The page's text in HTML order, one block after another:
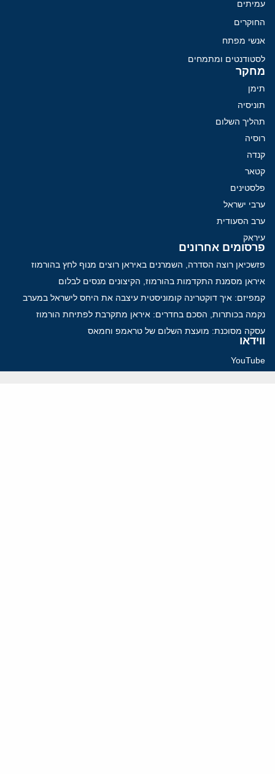
עמיתים
החוקרים
אנשי מפתח
לסטודנטים ומתמחים
מחקר
תימן
תוניסיה
תהליך השלום
רוסיה
קנדה
קטאר
פלסטינים
ערבי ישראל
ערב הסעודית
עיראק
פרסומים אחרונים
פזשכיאן רוצה הסדרה, השמרנים באיראן רוצים מנוף לחץ בהורמוז
איראן מסמנת התקדמות בהורמוז, הקיצונים מנסים לבלום
קמפיזם: איך דוקטרינה קומוניסטית עיצבה את היחס לישראל במערב
נקמה בכותרות, הסכם בחדרים: איראן מתקרבת לפתיחת הורמוז
עסקה מסוכנת: מועצת השלום של טראמפ וחמאס
ווידאו
YouTube